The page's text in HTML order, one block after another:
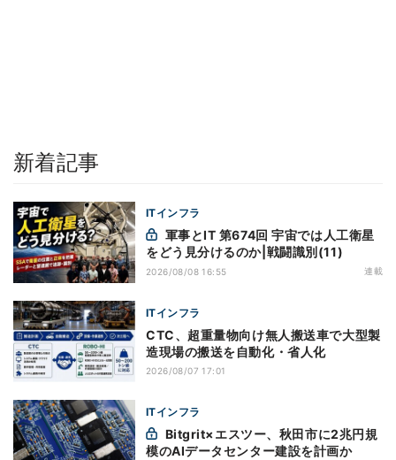
新着記事
ITインフラ
をどう見分けるのか|戦闘識別(11)
2026/08/08 16:55 連載
ITインフラ
CTC、超重量物向け無人搬送車で大型製
造現場の搬送を自動化・省人化
2026/08/07 17:01
ITインフラ
模のAIデータセンター建設を計画か